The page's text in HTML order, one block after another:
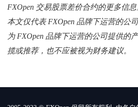
FXOpen 交易股票差价合约的更多信息
本文仅代表 FXOpen 品牌下运营的公
为 FXOpen 品牌下运营的公司提供的
揽或推荐，也不应被视为财务建议。